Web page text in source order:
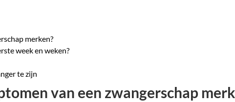
merken?
week en weken?
te zijn
van een zwangerschap